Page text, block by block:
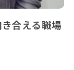
合える職場